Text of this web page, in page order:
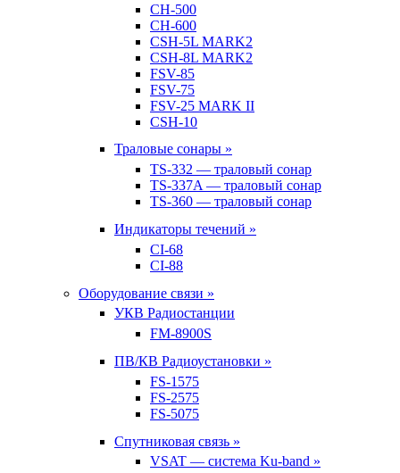
CH-500
CH-600
CSH-5L MARK2
CSH-8L MARK2
FSV-85
FSV-75
FSV-25 MARK II
CSH-10
Траловые сонары »
TS-332 — траловый сонар
TS-337A — траловый сонар
TS-360 — траловый сонар
Индикаторы течений »
CI-68
CI-88
Оборудование связи »
УКВ Радиостанции
FM-8900S
ПВ/КВ Радиоустановки »
FS-1575
FS-2575
FS-5075
Спутниковая связь »
VSAT — система Ku-band »